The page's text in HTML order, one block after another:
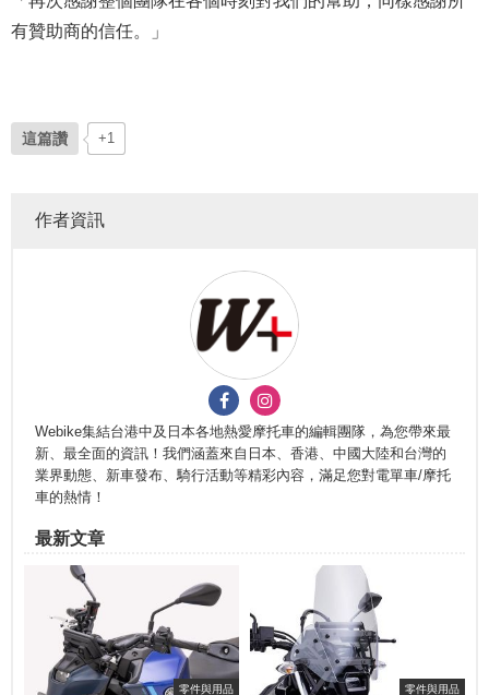
有贊助商的信任。
」
這篇讚 +1
作者資訊
Webike集結台港中及日本各地熱愛摩托車的編輯團隊，為您帶來最
新、最全面的資訊！我們涵蓋來自日本、香港、中國大陸和台灣的
業界動態、新車發布、騎行活動等精彩內容，滿足您對電單車/摩托
車的熱情！
最新文章
零件與用品 零件與用品